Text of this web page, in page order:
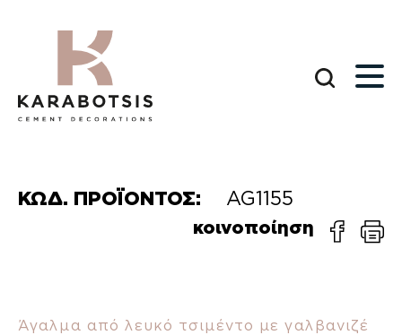
ΚΩΔ. ΠΡΟΪΟΝΤΟΣ: AG1155
κοινοποίηση
Άγαλμα από λευκό τσιμέντο με γαλβανιζέ